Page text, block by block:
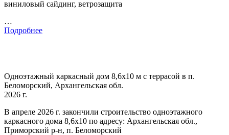
виниловый сайдинг, ветрозащита
…
Подробнее
Одноэтажный каркасный дом 8,6х10 м с террасой в п.
Беломорский, Архангельская обл.
2026 г.
В апреле 2026 г. закончили строительство одноэтажного
каркасного дома 8,6х10 по адресу: Архангельская обл.,
Приморский р-н, п. Беломорский